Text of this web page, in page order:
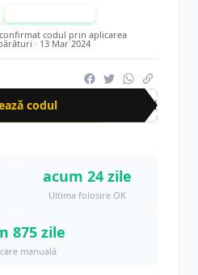
codul prin aplicarea
· 13 Mar 2024
codul CRN
acum 24 zile
Ultima folosire OK
875 zile
manuală